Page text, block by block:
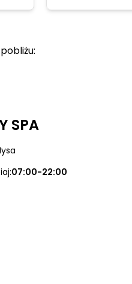
SPA
07:00-22:00